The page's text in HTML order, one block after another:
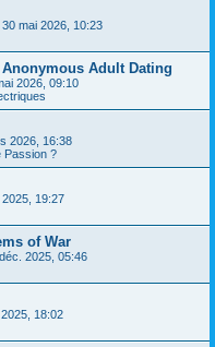
30 mai 2026, 10:23
Adult Dating
2026, 09:10
2026, 16:38
Passion ?
19:27
of War
2025, 05:46
18:02